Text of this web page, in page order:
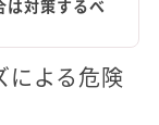
は対策するべ
による危険